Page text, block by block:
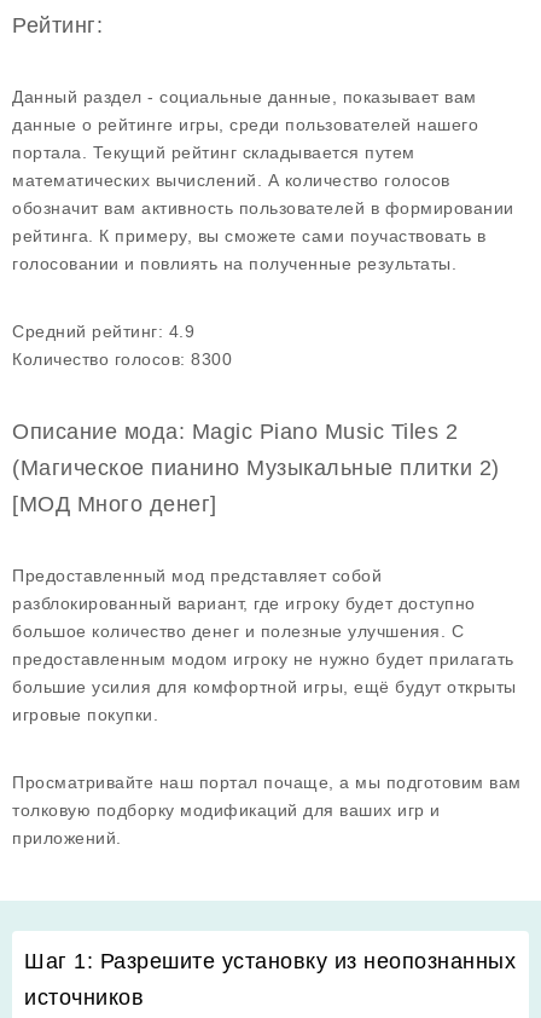
Рейтинг:
Данный раздел - социальные данные, показывает вам
данные о рейтинге игры, среди пользователей нашего
портала. Текущий рейтинг складывается путем
математических вычислений. А количество голосов
обозначит вам активность пользователей в формировании
рейтинга. К примеру, вы сможете сами поучаствовать в
голосовании и повлиять на полученные результаты.
Средний рейтинг: 4.9
Количество голосов: 8300
Описание мода: Magic Piano Music Tiles 2
(Магическое пианино Музыкальные плитки 2)
[МОД Много денег]
Предоставленный мод представляет собой
разблокированный вариант, где игроку будет доступно
большое количество денег и полезные улучшения. С
предоставленным модом игроку не нужно будет прилагать
большие усилия для комфортной игры, ещё будут открыты
игровые покупки.
Просматривайте наш портал почаще, а мы подготовим вам
толковую подборку модификаций для ваших игр и
приложений.
Шаг 1: Разрешите установку из неопознанных
источников